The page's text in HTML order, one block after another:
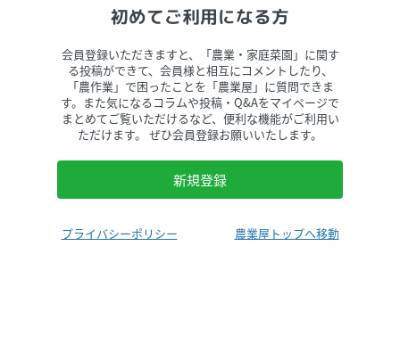
初めてご利用になる方
会員登録いただきますと、「農業・家庭菜園」に関す
る投稿ができて、会員様と相互にコメントしたり、
「農作業」で困ったことを「農業屋」に質問できま
す。また気になるコラムや投稿・Q&Aをマイページで
まとめてご覧いただけるなど、便利な機能がご利用い
ただけます。 ぜひ会員登録お願いいたします。
新規登録
プライバシーポリシー 農業屋トップへ移動